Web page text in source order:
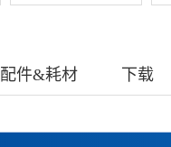
配件&耗材 下载